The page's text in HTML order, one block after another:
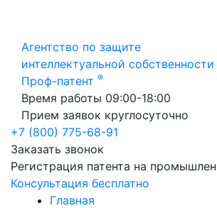
Агентство по защите
интеллектуальной собственности
Проф-патент ®
Время работы 09:00-18:00
Прием заявок круглосуточно
+7 (800) 775-68-91
Заказать звонок
Регистрация патента на
Консультация бесплатно
Главная